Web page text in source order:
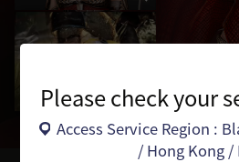
Please check your
Access Service Region :
/ Hong Kong /